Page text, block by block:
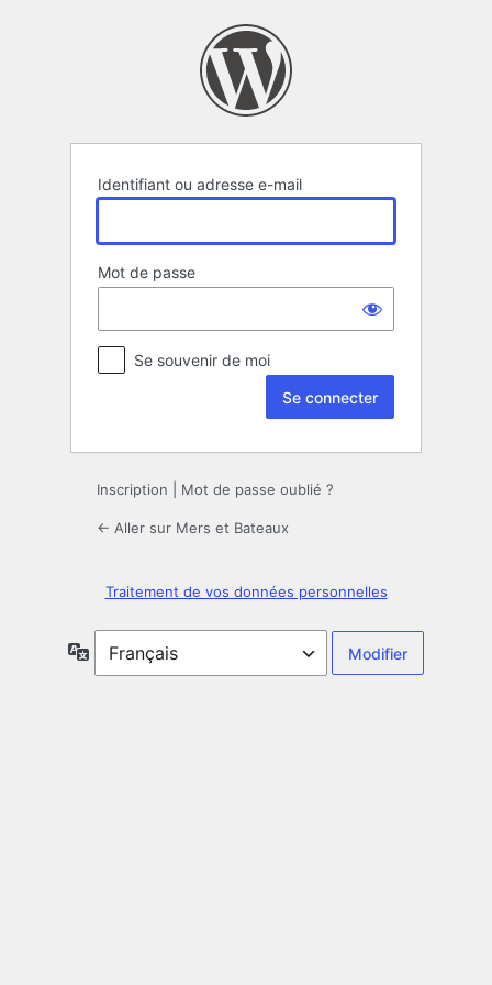
Identifiant ou adresse e-mail
Mot de passe
Se souvenir de moi
Inscription Mot de passe oublié ?
← Aller sur Mers et Bateaux
Traitement de vos données personnelles
Langue